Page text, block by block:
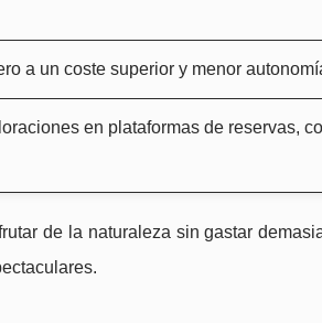
a un coste superior y menor
en plataformas de reservas,
de la naturaleza sin gastar